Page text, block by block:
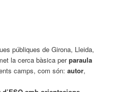
públiques de Girona, Lleida,
la cerca bàsica perparaula
camps, com són: autor,